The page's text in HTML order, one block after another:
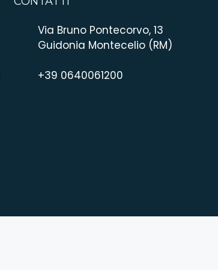
Via Bruno Pontecorvo, 13
Guidonia Montecelio (RM)
+39 0640061200